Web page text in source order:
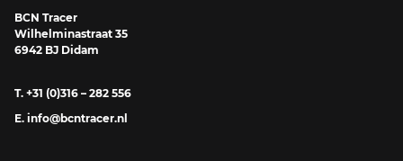
BCN Tracer
Wilhelminastraat 35
6942 BJ Didam
T. +31 (0)316 – 282 556
E. info@bcntracer.nl